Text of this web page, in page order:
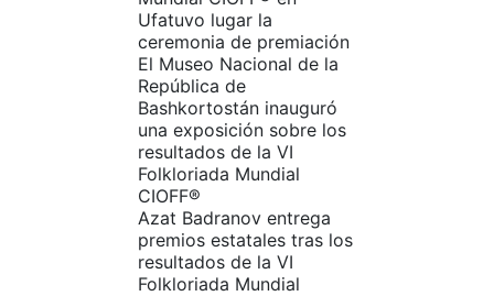
Ufatuvo lugar la
ceremonia de premiación
El Museo Nacional de la
República de
Bashkortostán inauguró
una exposición sobre los
resultados de la VI
Folkloriada Mundial
CIOFF®️
Azat Badranov entrega
premios estatales tras los
resultados de la VI
Folkloriada Mundial